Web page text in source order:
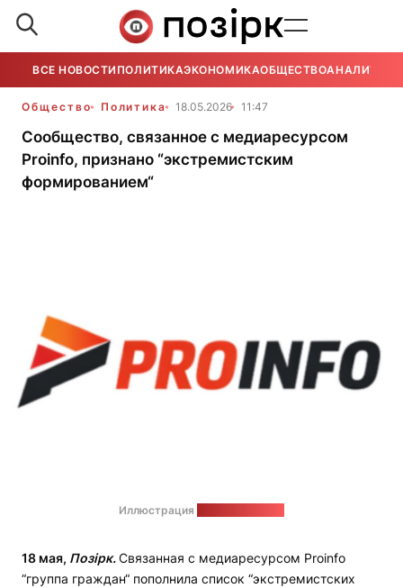
ВСЕ НОВОСТИ ПОЛИТИКАЭКОНОМИКАОБЩЕСТВОАНАЛИТИКА
Общество Политика 18.05.2026 11:47
Cообщество, связанное с медиаресурсом
Proinfo, признано “экстремистским
формированием“
Иллюстрация
18 мая, Позірк.Связанная с медиаресурсом Proinfo
“группа граждан“ пополнила список “экстремистских